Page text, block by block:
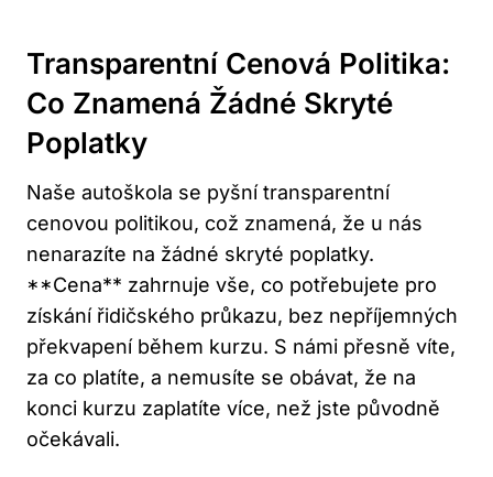
Transparentní Cenová Politika:
Co Znamená Žádné Skryté
Poplatky
Naše autoškola se pyšní transparentní
cenovou politikou, což znamená, že u nás
nenarazíte na žádné skryté poplatky.
**Cena** zahrnuje vše, co potřebujete pro
získání řidičského průkazu, bez nepříjemných
překvapení během kurzu. S námi přesně víte,
za co platíte, a nemusíte se obávat, že na
konci kurzu zaplatíte více, než jste původně
očekávali.